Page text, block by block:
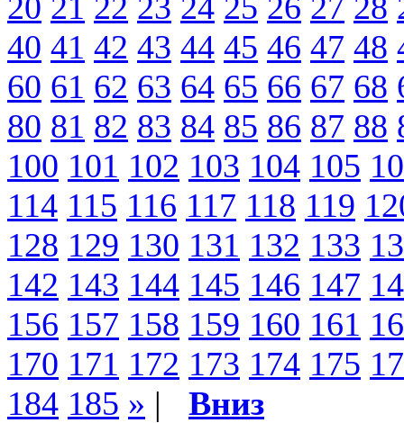
40 41 42 43 44 45 46 47 48
60 61 62 63 64 65 66 67 68
80 81 82 83 84 85 86 87 88
100 101 102 103 104 105
114 115 116 117 118 119
128 129 130 131 132 133
142 143 144 145 146 147
156 157 158 159 160 161
170 171 172 173 174 175
184 185 » | Вниз